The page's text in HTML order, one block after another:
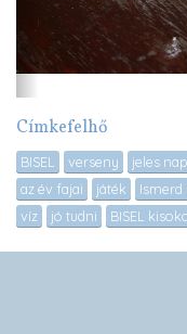
Címkefelhő
BISEL verseny jeles
az év fajai
játék Ismerd
víz
jó tudni BISEL